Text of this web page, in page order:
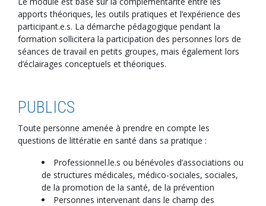
apports théoriques, les outils pratiques et l’expérience des
participant.e.s. La démarche pédagogique pendant la
formation sollicitera la participation des personnes lors de
séances de travail en petits groupes, mais également lors
d’éclairages conceptuels et théoriques.
PUBLICS
Toute personne amenée à prendre en compte les
questions de littératie en santé dans sa pratique :
Professionnel.le.s ou bénévoles d’associations ou
de structures médicales, médico-sociales, sociales,
de la promotion de la santé, de la prévention
Personnes intervenant dans le champ des